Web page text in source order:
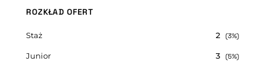
ROZKŁAD OFERT
Staż 2 (3%)
Junior 3 (5%)